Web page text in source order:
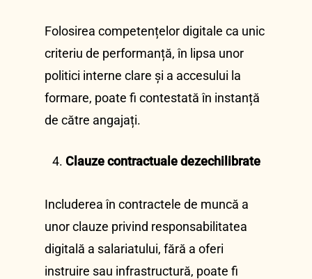
Folosirea competențelor digitale ca unic
criteriu de performanță, în lipsa unor
politici interne clare și a accesului la
formare, poate fi contestată în instanță
de către angajați.
Clauze contractuale dezechilibrate
Includerea în contractele de muncă a
unor clauze privind responsabilitatea
digitală a salariatului, fără a oferi
instruire sau infrastructură, poate fi